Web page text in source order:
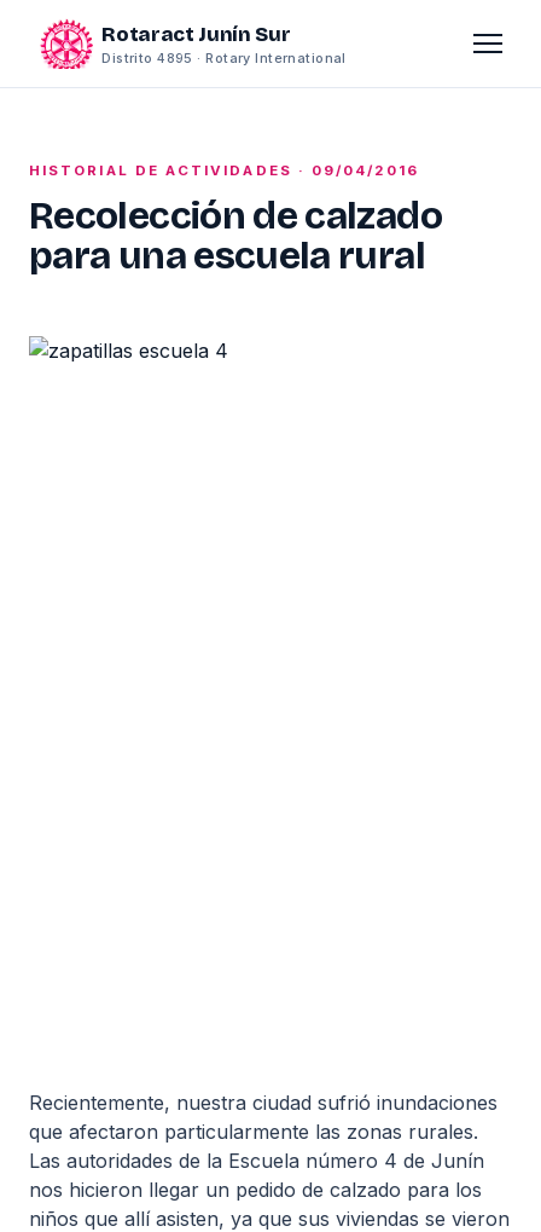
Rotaract Junín Sur
Distrito 4895 · Rotary International
HISTORIAL DE ACTIVIDADES · 09/04/2016
Recolección de calzado
para una escuela rural
Recientemente, nuestra ciudad sufrió inundaciones
que afectaron particularmente las zonas rurales.
Las autoridades de la Escuela número 4 de Junín
nos hicieron llegar un pedido de calzado para los
niños que allí asisten, ya que sus viviendas se vieron